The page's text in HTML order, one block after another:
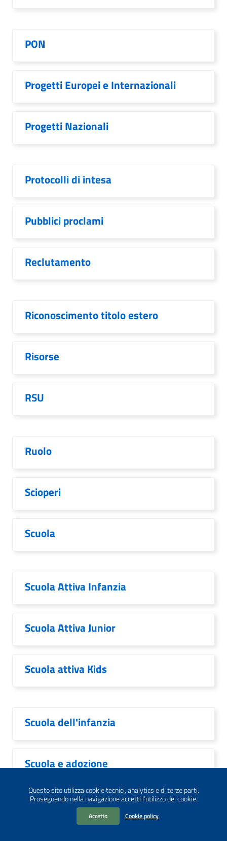
Questo sito utilizza cookie tecnici, analytics e di terze parti.
Proseguendo nella navigazione accetti l’utilizzo dei cookie.
Accetto Cookie policy
PON
Progetti Europei e Internazionali
Progetti Nazionali
Protocolli di intesa
Pubblici proclami
Reclutamento
Riconoscimento titolo estero
Risorse
RSU
Ruolo
Scioperi
Scuola
Scuola Attiva Infanzia
Scuola Attiva Junior
Scuola attiva Kids
Scuola dell'infanzia
Scuola e adozione
Scuola in ospedale